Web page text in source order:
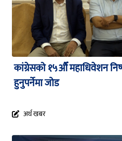
कांग्रेसको १५औँ महाधिवेशन
हुनुपर्नेमा जोड
अर्थ खबर